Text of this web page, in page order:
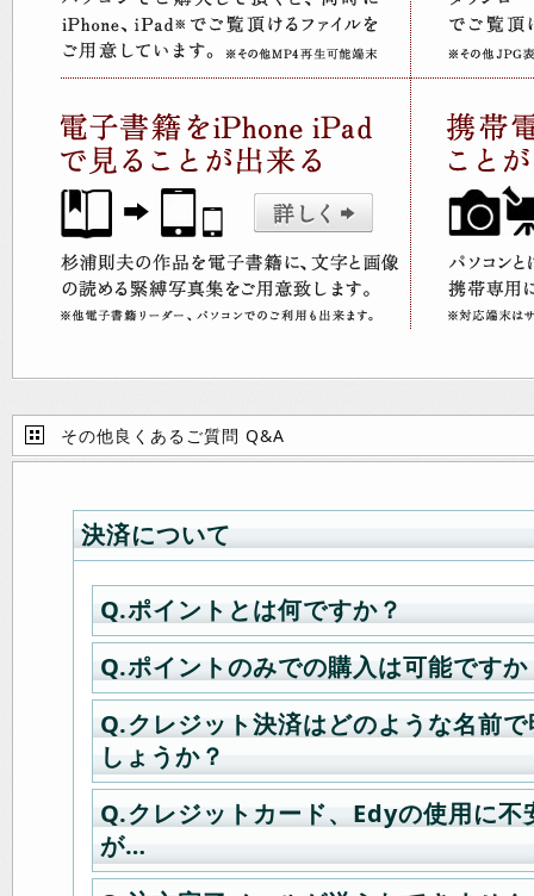
その他良くあるご質問 Q&A
決済について
Q.ポイントとは何ですか？
A.商品ご購入時に1ポイント1円換算
購入金額の5%が付加されます。
ポイントのご利用方法は、「お支払
面の一番下」にポイント使用の有無
の設定が出来ます。
Q.ポイントのみでの購入は可能ですか
A.可能です。クレジット、Edy、銀
の決済方法を選び、利用ポイント数
に設定してお進み下さい。
Q.クレジット決済はどのような名前
しょうか？
A.決済代行を委託しているセキュリ
勢万全の株式会社CREDIXより、「
「CR-PAY」名にて請求をさせていた
Q.クレジットカード、Edyの使用に不
が…